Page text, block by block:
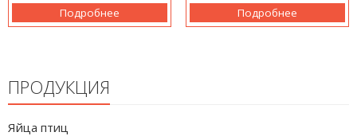
Подробнее Подробнее
ПРОДУКЦИЯ
Яйца птиц